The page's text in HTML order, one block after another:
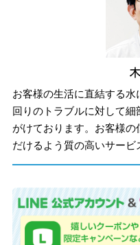
お客様の生活に直結する
回りのトラブルに対して
がけております。お客様
だけるよう質の高いサービ